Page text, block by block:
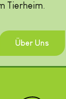
Tierheim.
Über Uns